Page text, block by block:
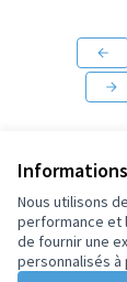
Nous utilisons
performance et
de fournir une
personnalisés à
Conditions
Paramètres des